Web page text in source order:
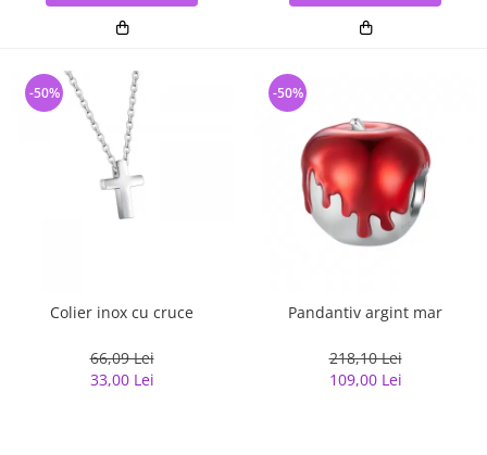
Colier inox cu cruce
66,09 Lei
33,00 Lei
-50%
Pandantiv argint mar
218,10 Lei
109,00 Lei
-50%